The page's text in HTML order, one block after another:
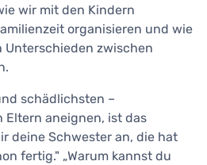
wir mit den Kindern
organisieren und wie
zwischen
schädlichsten –
Eltern aneignen, ist das
deine Schwester an, die hat
fertig." „Warum kannst du